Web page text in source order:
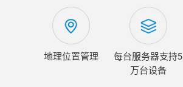
地理位置管理
每台服务器支持5
万台设备